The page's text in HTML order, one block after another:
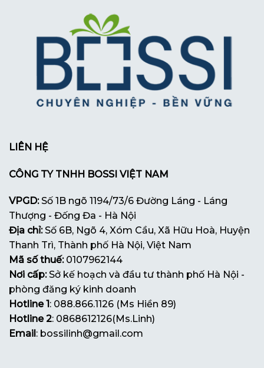
LIÊN HỆ
CÔNG TY TNHH BOSSI VIỆT NAM
VPGD:Số 1B ngõ 1194/73/6 Đường Láng - Láng
Thượng - Đống Đa - Hà Nội
Địa chỉ:Số 6B, Ngõ 4, Xóm Cầu, Xã Hữu Hoà, Huyện
Thanh Trì, Thành phố Hà Nội, Việt Nam
Mã số thuế:0107962144
Nơi cấp:Sở kế hoạch và đầu tư thành phố Hà Nội -
phòng đăng ký kinh doanh
Hotline 1 : 088.866.1126 (Ms Hiền 89)
Hotline 2: 0868612126(Ms.Linh)
Email : bossilinh@gmail.com